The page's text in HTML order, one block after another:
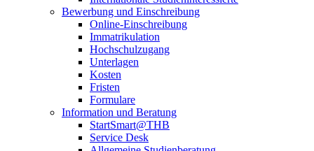
Bewerbung und Einschreibung
Online-Einschreibung
Immatrikulation
Hochschulzugang
Unterlagen
Kosten
Fristen
Formulare
Information und Beratung
StartSmart@THB
Service Desk